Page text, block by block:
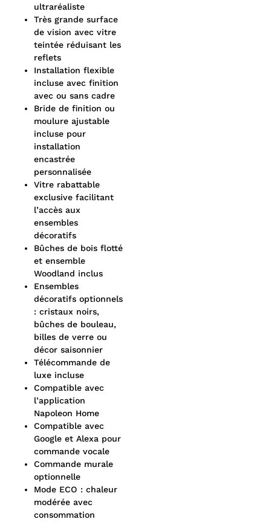
ultraréaliste
Très grande surface
de vision avec vitre
teintée réduisant les
reflets
Installation flexible
incluse avec finition
avec ou sans cadre
Bride de finition ou
moulure ajustable
incluse pour
installation
encastrée
personnalisée
Vitre rabattable
exclusive facilitant
l’accès aux
ensembles
décoratifs
Bûches de bois flotté
et ensemble
Woodland inclus
Ensembles
décoratifs optionnels
: cristaux noirs,
bûches de bouleau,
billes de verre ou
décor saisonnier
Télécommande de
luxe incluse
Compatible avec
l’application
Napoleon Home
Compatible avec
Google et Alexa pour
commande vocale
Commande murale
optionnelle
Mode ECO : chaleur
modérée avec
consommation